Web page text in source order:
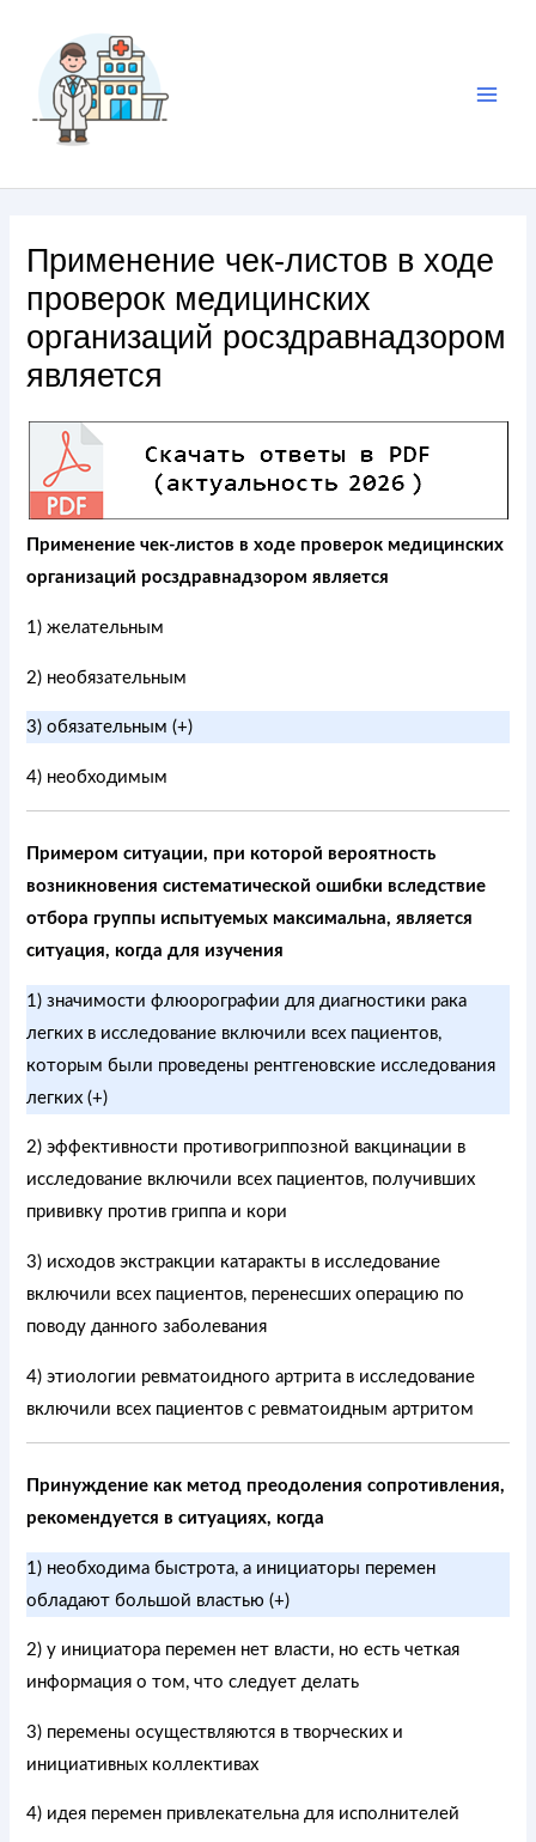
Применение чек-листов в ходе
проверок медицинских
организаций росздравнадзором
является
Применение чек-листов в ходе проверок медицинских
организаций росздравнадзором является
1) желательным
2) необязательным
3) обязательным (+)
4) необходимым
Примером ситуации, при которой вероятность
возникновения систематической ошибки вследствие
отбора группы испытуемых максимальна, является
ситуация, когда для изучения
1) значимости флюорографии для диагностики рака
легких в исследование включили всех пациентов,
которым были проведены рентгеновские исследования
легких (+)
2) эффективности противогриппозной вакцинации в
исследование включили всех пациентов, получивших
прививку против гриппа и кори
3) исходов экстракции катаракты в исследование
включили всех пациентов, перенесших операцию по
поводу данного заболевания
4) этиологии ревматоидного артрита в исследование
включили всех пациентов с ревматоидным артритом
Принуждение как метод преодоления сопротивления,
рекомендуется в ситуациях, когда
1) необходима быстрота, а инициаторы перемен
обладают большой властью (+)
2) у инициатора перемен нет власти, но есть четкая
информация о том, что следует делать
3) перемены осуществляются в творческих и
инициативных коллективах
4) идея перемен привлекательна для исполнителей